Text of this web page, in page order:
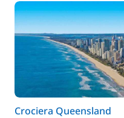
Crociera Queensland